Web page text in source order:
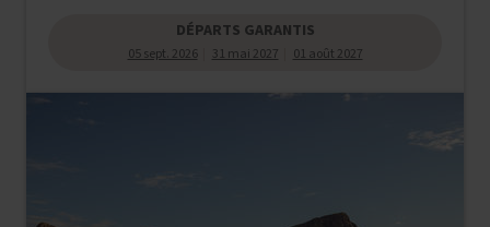
DÉPARTS GARANTIS
05 sept. 2026 31 mai 2027 01 août 2027